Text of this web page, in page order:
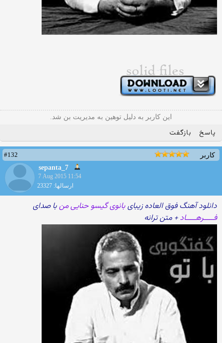
این کاربر به دلیل توهین به مدیریت بن شد.
پاسخ بازگفت
کاربر
#132
sepanta_7
7 Aug 2015 11:54
ارسالها: 23327
دانلود آهنگ فوق العاده زیبایبانوی گیسو حنایی منبا صدای
فـــــرهـــــاد+ متن ترانه